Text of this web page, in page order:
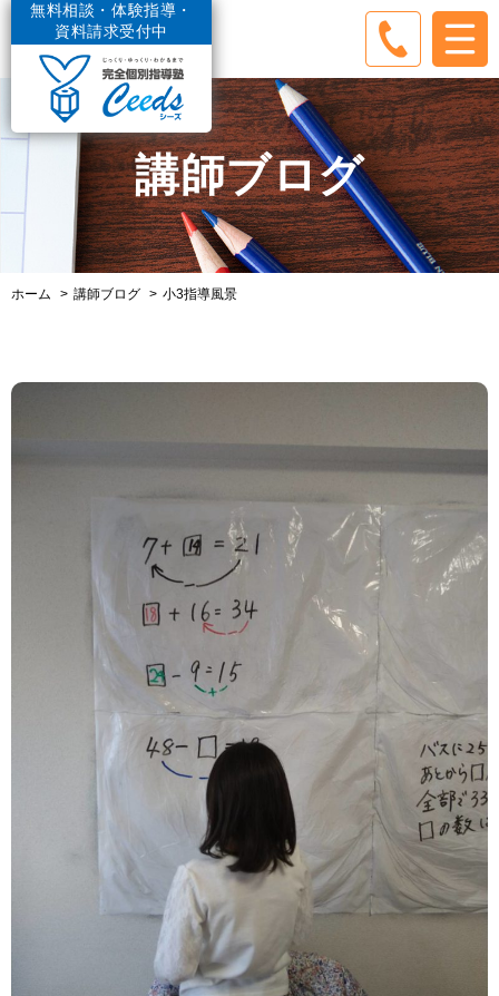
無料相談・体験指導・
資料請求受付中
講師ブログ
ホーム 講師ブログ 小3指導風景